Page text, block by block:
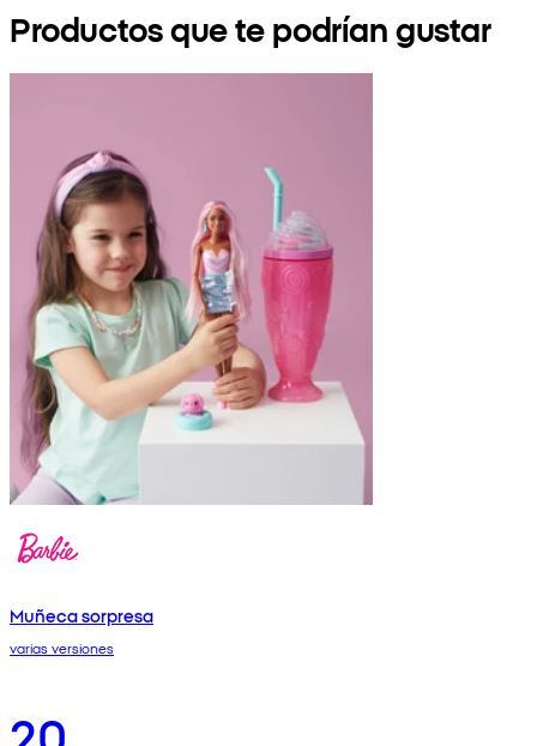
Productos que te podrían gustar
Muñeca sorpresa
varias versiones